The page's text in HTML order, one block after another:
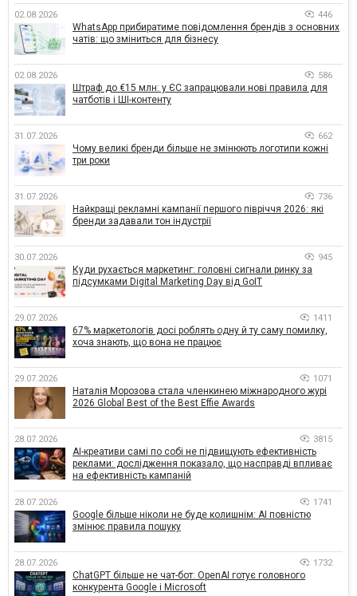
02.08.2026 446
WhatsApp прибиратиме повідомлення брендів з основних
чатів: що зміниться для бізнесу
02.08.2026 586
Штраф до €15 млн: у ЄС запрацювали нові правила для
чатботів і ШІ-контенту
31.07.2026 662
Чому великі бренди більше не змінюють логотипи кожні
три роки
31.07.2026 736
Найкращі рекламні кампанії першого півріччя 2026: які
бренди задавали тон індустрії
30.07.2026 945
Куди рухається маркетинг: головні сигнали ринку за
підсумками Digital Marketing Day від GoIT
29.07.2026 1411
67% маркетологів досі роблять одну й ту саму помилку,
хоча знають, що вона не працює
29.07.2026 1071
Наталія Морозова стала членкинею міжнародного журі
2026 Global Best of the Best Effie Awards
28.07.2026 3815
AI-креативи самі по собі не підвищують ефективність
реклами: дослідження показало, що насправді впливає
на ефективність кампаній
28.07.2026 1741
Google більше ніколи не буде колишнім: AI повністю
змінює правила пошуку
28.07.2026 1732
ChatGPT більше не чат-бот: OpenAI готує головного
конкурента Google і Microsoft